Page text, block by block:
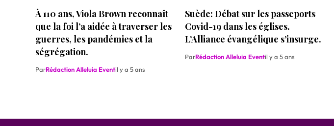
À 110 ans, Viola Brown reconnaît
que la foi l’a aidée à traverser les
guerres, les pandémies et la
ségrégation.
ParRédaction Alleluia Eventil y a 5 ans
Suède: Débat sur les passeports
Covid-19 dans les églises.
L’Alliance évangélique s’insurge.
ParRédaction Alleluia Eventil y a 5 ans